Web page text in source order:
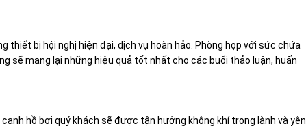
thiết bị hội nghị hiện đại, dịch vụ hoàn hảo. Phòng họp với sức chứa
sẽ mang lại những hiệu quả tốt nhất cho các buổi thảo luận, huấn
hồ bơi quý khách sẽ được tận hưởng không khí trong lành và yên